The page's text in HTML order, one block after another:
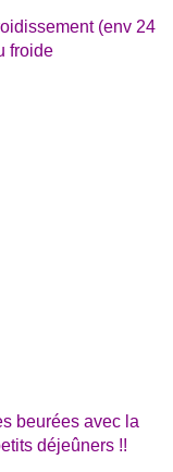
(env 24
froide
beurées avec la
déjeûners !!